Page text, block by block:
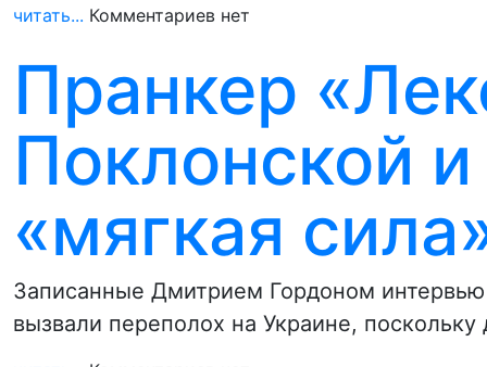
читать... Комментариев нет
Пранкер
Поклонской
«мягкая
Записанные Дмитрием Гордоном
вызвали переполох на Украине,